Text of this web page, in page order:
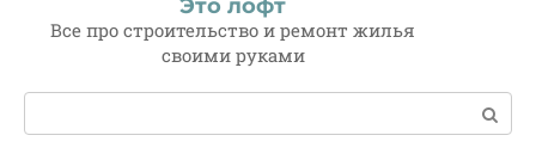
Это лофт
Все про строительство и ремонт жилья
своими руками
Поиск: